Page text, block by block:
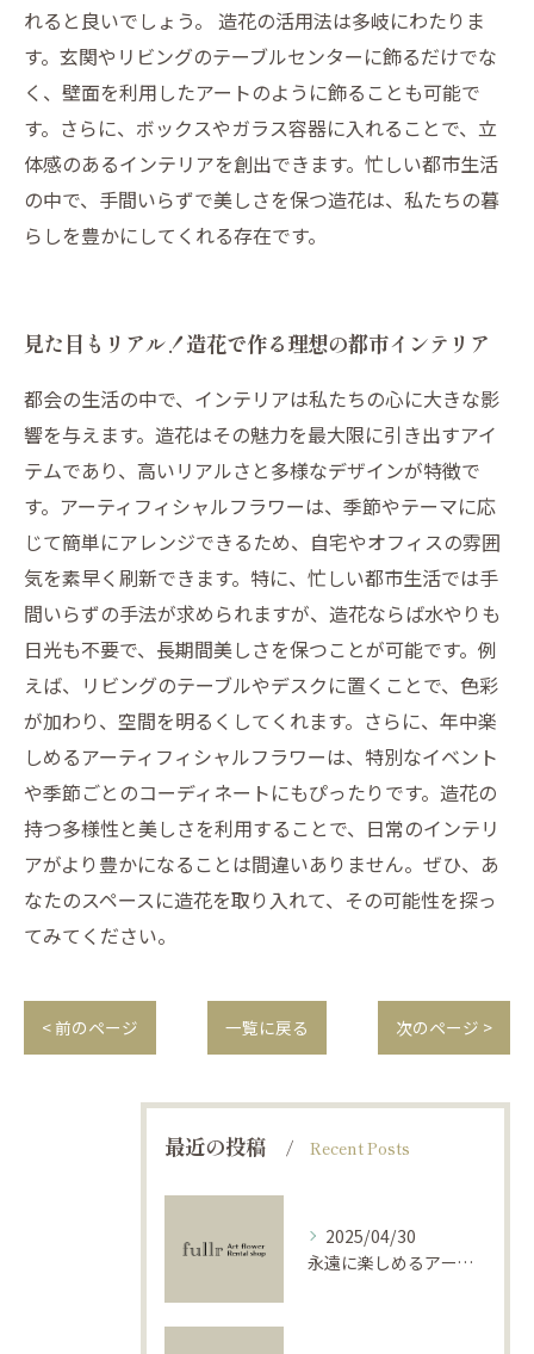
れると良いでしょう。 造花の活用法は多岐にわたりま
す。玄関やリビングのテーブルセンターに飾るだけでな
く、壁面を利用したアートのように飾ることも可能で
す。さらに、ボックスやガラス容器に入れることで、立
体感のあるインテリアを創出できます。忙しい都市生活
の中で、手間いらずで美しさを保つ造花は、私たちの暮
らしを豊かにしてくれる存在です。
見た目もリアル！造花で作る理想の都市インテリア
都会の生活の中で、インテリアは私たちの心に大きな影
響を与えます。造花はその魅力を最大限に引き出すアイ
テムであり、高いリアルさと多様なデザインが特徴で
す。アーティフィシャルフラワーは、季節やテーマに応
じて簡単にアレンジできるため、自宅やオフィスの雰囲
気を素早く刷新できます。特に、忙しい都市生活では手
間いらずの手法が求められますが、造花ならば水やりも
日光も不要で、長期間美しさを保つことが可能です。例
えば、リビングのテーブルやデスクに置くことで、色彩
が加わり、空間を明るくしてくれます。さらに、年中楽
しめるアーティフィシャルフラワーは、特別なイベント
や季節ごとのコーディネートにもぴったりです。造花の
持つ多様性と美しさを利用することで、日常のインテリ
アがより豊かになることは間違いありません。ぜひ、あ
なたのスペースに造花を取り入れて、その可能性を探っ
てみてください。
< 前のページ 一覧に戻る 次のページ >
最近の投稿 Recent Posts
2025/04/30
永遠に楽しめるアーティフィシャルフラワーの使い方